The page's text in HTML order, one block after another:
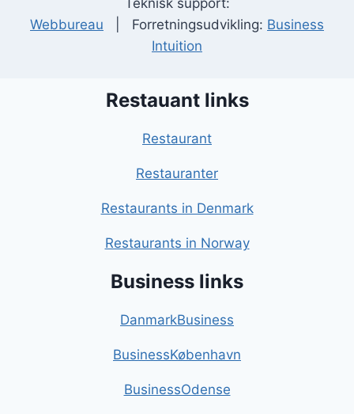
Teknisk support:
Webbureau | Forretningsudvikling: Business
Intuition
Restauant links
Restaurant
Restauranter
Restaurants in Denmark
Restaurants in Norway
Business links
DanmarkBusiness
BusinessKøbenhavn
BusinessOdense